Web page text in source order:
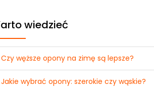
wiedzieć
Czy węższe opony na zimę są lepsze?
Jakie wybrać opony: szerokie czy wąskie?